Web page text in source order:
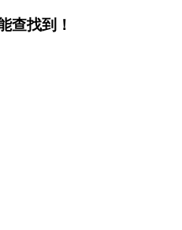
查找到！